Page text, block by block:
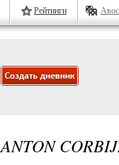
Рейтинги
ANTON